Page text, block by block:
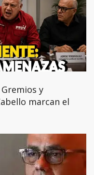
Gremios y
marcan el